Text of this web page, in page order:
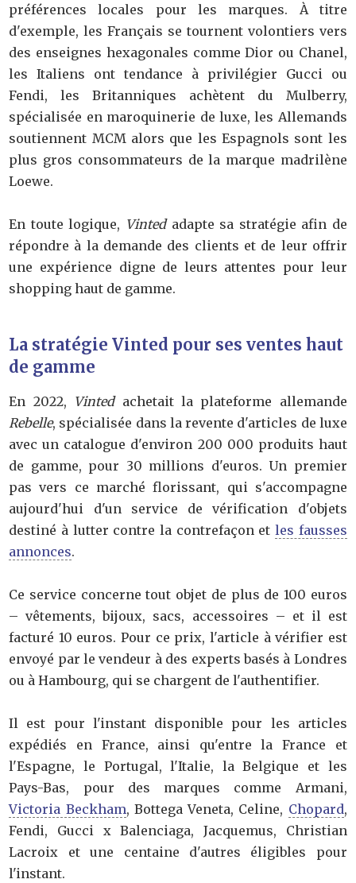
préférences locales pour les marques. À titre
d'exemple, les Français se tournent volontiers vers
des enseignes hexagonales comme Dior ou Chanel,
les Italiens ont tendance à privilégier Gucci ou
Fendi, les Britanniques achètent du Mulberry,
spécialisée en maroquinerie de luxe, les Allemands
soutiennent MCM alors que les Espagnols sont les
plus gros consommateurs de la marque madrilène
Loewe.
En toute logique, Vinted adapte sa stratégie afin de
répondre à la demande des clients et de leur offrir
une expérience digne de leurs attentes pour leur
shopping haut de gamme.
La stratégie Vinted pour ses ventes haut
de gamme
En 2022, Vinted achetait la plateforme allemande
Rebelle, spécialisée dans la revente d'articles de luxe
avec un catalogue d'environ 200 000 produits haut
de gamme, pour 30 millions d'euros. Un premier
pas vers ce marché florissant, qui s'accompagne
aujourd'hui d'un service de vérification d'objets
destiné à lutter contre la contrefaçon etles fausses
annonces.
Ce service concerne tout objet de plus de 100 euros
– vêtements, bijoux, sacs, accessoires – et il est
facturé 10 euros. Pour ce prix, l'article à vérifier est
envoyé par le vendeur à des experts basés à Londres
ou à Hambourg, qui se chargent de l'authentifier.
Il est pour l'instant disponible pour les articles
expédiés en France, ainsi qu'entre la France et
l'Espagne, le Portugal, l'Italie, la Belgique et les
Pays-Bas, pour des marques comme Armani,
Victoria Beckham, Bottega Veneta, Celine, Chopard,
Fendi, Gucci x Balenciaga, Jacquemus, Christian
Lacroix et une centaine d'autres éligibles pour
l'instant.